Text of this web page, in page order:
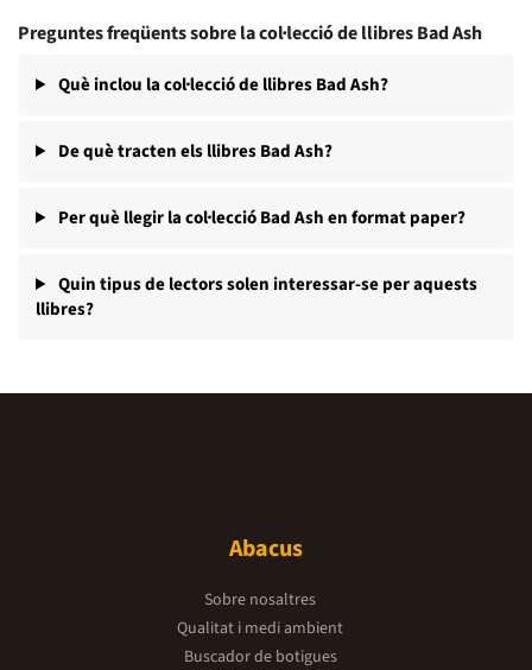
Preguntes freqüents sobre la col·lecció de llibres Bad Ash
Què inclou la col·lecció de llibres Bad Ash?
De què tracten els llibres Bad Ash?
Per què llegir la col·lecció Bad Ash en format paper?
Quin tipus de lectors solen interessar-se per aquests
llibres?
Abacus
Sobre nosaltres
Qualitat i medi ambient
Buscador de botigues